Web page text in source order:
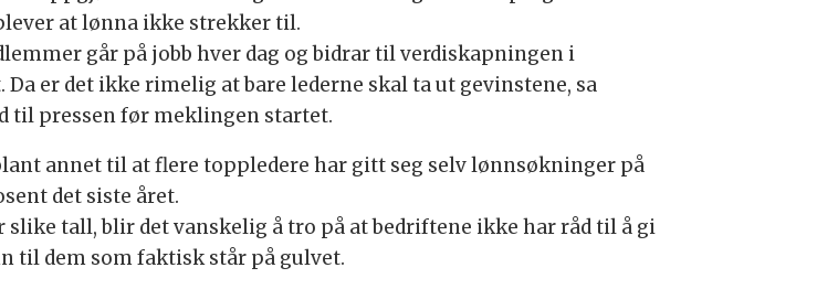
at lønna ikke strekker til.
går på jobb hver dag og bidrar til verdiskapningen i
Da er det ikke rimelig at bare lederne skal ta ut gevinstene, sa
til pressen før meklingen startet.
annet til at flere toppledere har gitt seg selv lønnsøkninger på
det siste året.
slike tall, blir det vanskelig å tro på at bedriftene ikke har råd til å gi
til dem som faktisk står på gulvet.